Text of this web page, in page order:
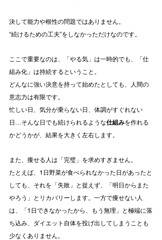
決して能力や根性の問題ではありません。
“続けるための工夫”をしなかっただけなのです。
ここで重要なのは、「やる気」は一時的でも、「仕
組み化」は持続するということ。
どんなに強い決意を持って始めたとしても、人間の
意志力は有限です。
忙しい日、気分が乗らない日、体調がすぐれない
日…そんな日でも続けられるような仕組みを作れる
かどうかが、結果を大きく左右します。
また、痩せる人は「完璧」を求めすぎません。
たとえば、1日野菜が食べられなかった日があったと
しても、それを「失敗」と捉えず、「明日からまた
やろう」とリカバリーします。一方で痩せない人
は、「1日できなかったから、もう無理」と極端に落
ち込み、ダイエット自体を投げ出してしまうことも
少なくありません。